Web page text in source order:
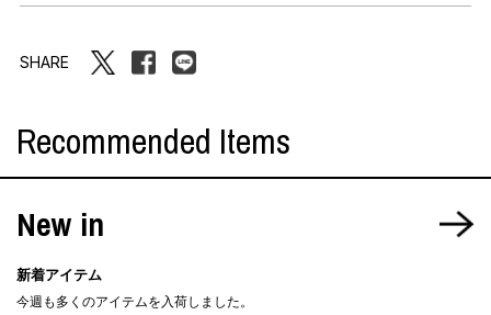
SHARE
Recommended Items
New in
新着アイテム
今週も多くのアイテムを入荷しました。